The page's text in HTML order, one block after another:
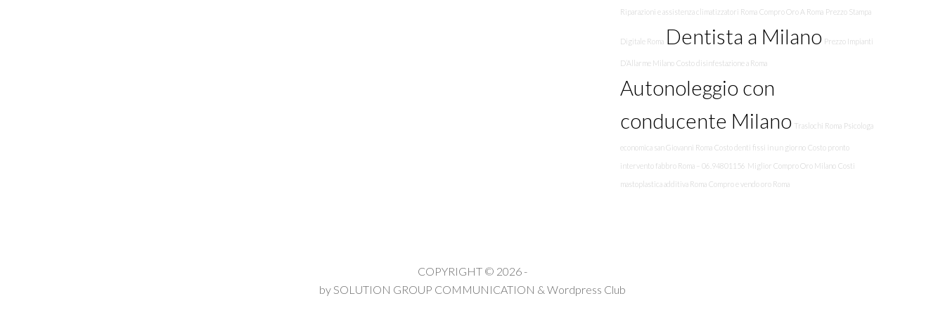
Riparazioni e assistenza climatizzatori Roma Compro Oro A Roma Prezzo Stampa
Digitale Roma Dentista a Milano Prezzo Impianti
D’Allarme Milano Costo disinfestazione a Roma
Autonoleggio con
conducente Milano Traslochi Roma Psicologa
economica san Giovanni Roma Costo denti fissi in un giorno Costo pronto
intervento fabbro Roma – 06.94801156 Miglior Compro Oro Milano Costi
mastoplastica additiva Roma Compro e vendo oro Roma
COPYRIGHT © 2026 -
bySOLUTION GROUP COMMUNICATION & Wordpress Club